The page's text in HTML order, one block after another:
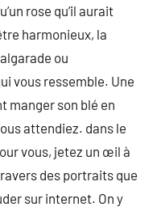
rose qu’il aurait
harmonieux, la
ou
vous ressemble. Une
manger son blé en
attendiez. dans le
vous, jetez un œil à
des portraits que
sur internet. On y